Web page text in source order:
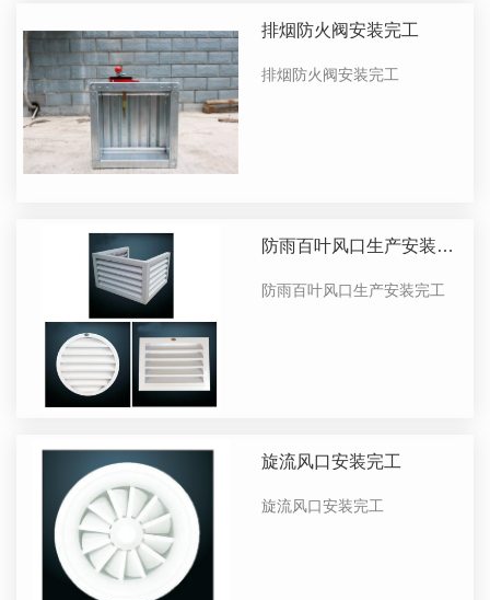
排烟防火阀安装完工
排烟防火阀安装完工
防雨百叶风口生产安装完
工
防雨百叶风口生产安装完工
旋流风口安装完工
旋流风口安装完工